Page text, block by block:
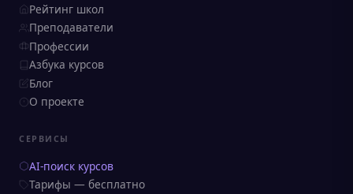
Рейтинг школ
Преподаватели
Профессии
Азбука курсов
Блог
О проекте
СЕРВИСЫ
AI-поиск курсов
Тарифы — бесплатно